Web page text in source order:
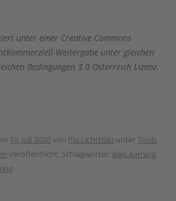
unter einer Creative Commons
Weitergabe unter gleichen
Bedingungen 3.0 Österreich Lizenz.
10. Juli 2020von Pia Lichtblau unterTools
veröffentlicht. Schlagwörter: digiLearning,
.